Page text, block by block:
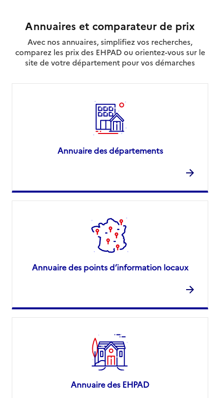
Annuaires et comparateur de prix
Avec nos annuaires, simplifiez vos recherches,
comparez les prix des EHPAD ou orientez-vous sur le
site de votre département pour vos démarches
Annuaire des départements
Annuaire des points d’information locaux
Annuaire des EHPAD